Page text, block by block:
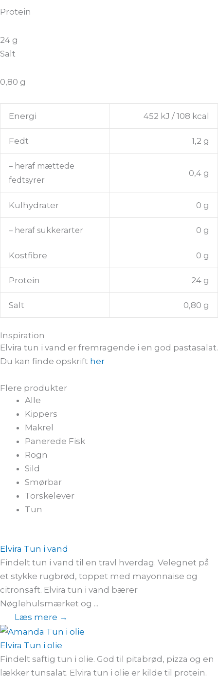
Protein
24 g
Salt
0,80 g
Energi 452 kJ / 108 kcal
Fedt 1,2 g
– heraf mættede
fedtsyrer
0,4 g
Kulhydrater 0 g
– heraf sukkerarter 0 g
Kostfibre 0 g
Protein 24 g
Salt 0,80 g
Inspiration
Elvira tun i vand er fremragende i en god pastasalat.
Du kan finde opskrift her
Flere produkter
Alle
Kippers
Makrel
Panerede Fisk
Rogn
Sild
Smørbar
Torskelever
Tun
Elvira Tun i vand
Findelt tun i vand til en travl hverdag. Velegnet på
et stykke rugbrød, toppet med mayonnaise og
citronsaft. Elvira tun i vand bærer
Nøglehulsmærket og ...
Læs mere →
Elvira Tun i olie
Findelt saftig tun i olie. God til pitabrød, pizza og en
lækker tunsalat. Elvira tun i olie er kilde til protein.